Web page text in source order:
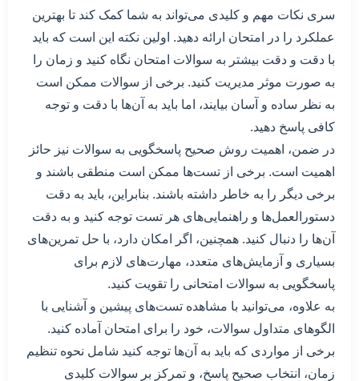
سری نکات مهم و کلیدی می‌تواند به شما کمک کند تا بهترین
عملکرد را در امتحان ارائه دهید. اولین نکته این است که باید
با دقت و دقت بیشتر به سوالات امتحان نگاه کنید و زمان را
به صورت موثر مدیریت کنید. برخی از سوالات ممکن است
به نظر ساده و آسان بیایند، اما باید به آن‌ها با دقت و توجه
کافی پاسخ دهید.
در ضمن، اهمیت روش صحیح پاسخگویی به سوالات نیز حائز
اهمیت است. برخی از تست‌ها ممکن است منطقی باشند و
برخی دیگر را به خاطر داشته باشند. بنابراین، باید به دقت
دستورالعمل‌ها و راهنمایی‌های هر تست توجه کنید و به دقت
آن‌ها را دنبال کنید. همچنین، اگر امکان دارد، با حل تمرین‌های
بسیاری و آزمایش‌های متعدد، مهارت‌های لازم برای
پاسخگویی به سوالات امتحانی را تقویت کنید.
به علاوه، می‌توانید با مشاهده تست‌های پیشین و آشنایی با
الگوهای متداول سوالات، خود را برای امتحان آماده کنید.
برخی از مواردی که باید به آن‌ها توجه کنید شامل نحوه تنظیم
زمان، انتخاب صحیح پاسخ، و تمرکز بر سوالات کلیدی